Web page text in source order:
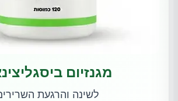
מגנזיום
לשינה והרגעת